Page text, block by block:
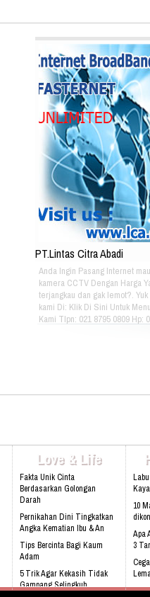
PT.Lintas Citra Abadi
Anda Ingin Pasang Internet
kamera CCTV Dengan Harga
terjangkau dan gak lemot?. Yuk
kami Di: Klik Di Sini Untuk
Kami Tlpn: 021 8795 0809 Hp:
Love & Life
Fakta Unik Cinta
Berdasarkan Golongan
Darah
Pernikahan Dini Tingkatkan
Angka Kematian Ibu & An
Tips Bercinta Bagi Kaum
Adam
5 Trik Agar Kekasih Tidak
Gampang Selingkuh
10
Apa
3